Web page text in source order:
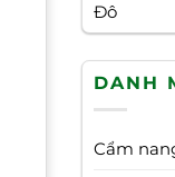
Đô
DANH
Cẩm